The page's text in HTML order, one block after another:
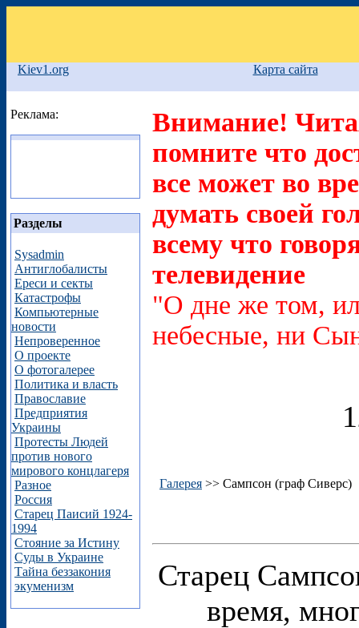
Kiev1.org Карта сайта
Реклама:
Разделы
Sysadmin
Антиглобалисты
Ереси и секты
Катастрофы
Компьютерные
новости
Непроверенное
О проекте
О фотогалерее
Политика и власть
Православие
Предприятия
Украины
Протесты Людей
против нового
мирового концлагеря
Разное
Россия
Старец Паисий 1924-
1994
Стояние за Истину
Суды в Украине
Тайна беззакония
экуменизм
Внимание!
помните что
все может во
думать своей
всему что
телевидение
"О дне же том,
небесные, ни
Галерея >> Сампсон (граф Сиверс)
Старец
время,